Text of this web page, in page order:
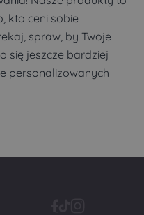
kto ceni sobie
spraw, by Twoje
się jeszcze bardziej
personalizowanych